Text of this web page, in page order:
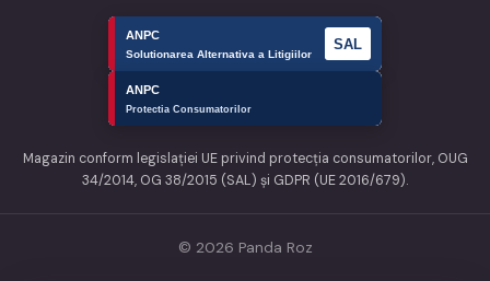
Magazin conform legislației UE privind protecția consumatorilor, OUG
34/2014, OG 38/2015 (SAL) și GDPR (UE 2016/679).
© 2026 Panda Roz